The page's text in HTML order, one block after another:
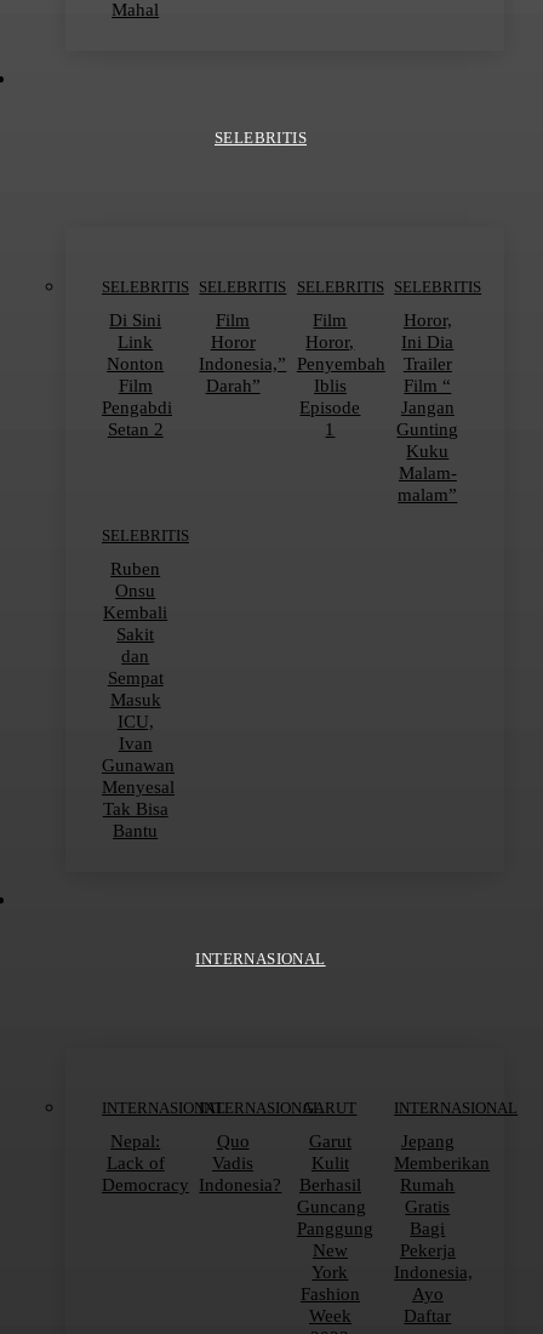
Mahal
SELEBRITIS
SELEBRITIS
Di Sini
Link
Nonton
Film
Pengabdi
Setan 2
SELEBRITIS
Film
Horor
Indonesia,”
Darah”
SELEBRITIS
Film
Horor,
Penyembah
Iblis
Episode
1
SELEBRITIS
Horor,
Ini Dia
Trailer
Film “
Jangan
Gunting
Kuku
Malam-
malam”
SELEBRITIS
Ruben
Onsu
Kembali
Sakit
dan
Sempat
Masuk
ICU,
Ivan
Gunawan
Menyesal
Tak Bisa
Bantu
INTERNASIONAL
INTERNASIONAL
Nepal:
Lack of
Democracy
INTERNASIONAL
Quo
Vadis
Indonesia?
GARUT
Garut
Kulit
Berhasil
Guncang
Panggung
New
York
Fashion
Week
INTERNASIONAL
Jepang
Memberikan
Rumah
Gratis
Bagi
Pekerja
Indonesia,
Ayo
Daftar